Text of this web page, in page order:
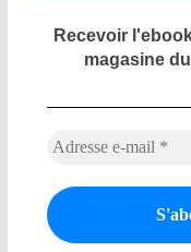
Recevoir
magasine